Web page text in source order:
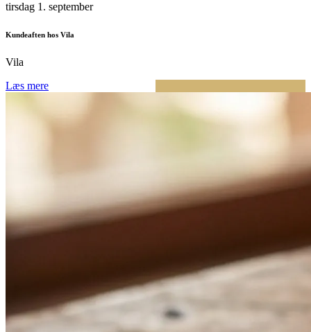
tirsdag 1. september
Kundeaften hos Vila
Vila
Læs mere